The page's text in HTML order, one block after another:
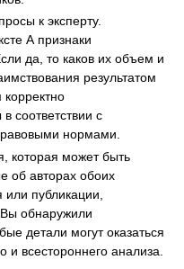
к эксперту.
А признаки
да, то каков их объем и
результатом
соответствии с
нормами.
которая может быть
об авторах обоих
или публикации,
Вы обнаружили
детали могут оказаться
и всестороннего анализа.